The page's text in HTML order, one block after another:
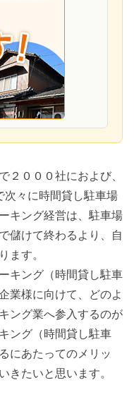
２０００社におよび、
々に時間貸し駐車場
キング経営は、駐車場
儲けて終わるより、自
ます。
キング（時間貸し駐車
業様に向けて、どのよ
ング業へ参入するのが
ング（時間貸し駐車
にあたってのメリッ
きたいと思います。